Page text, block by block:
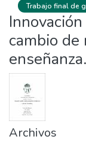
Trabajo final de
cambio de
enseñanza.
Archivos